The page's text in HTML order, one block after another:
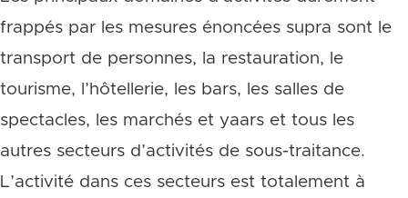
frappés par les mesures énoncées supra sont le
transport de personnes, la restauration, le
tourisme, l’hôtellerie, les bars, les salles de
spectacles, les marchés et yaars et tous les
autres secteurs d’activités de sous-traitance.
L’activité dans ces secteurs est totalement à